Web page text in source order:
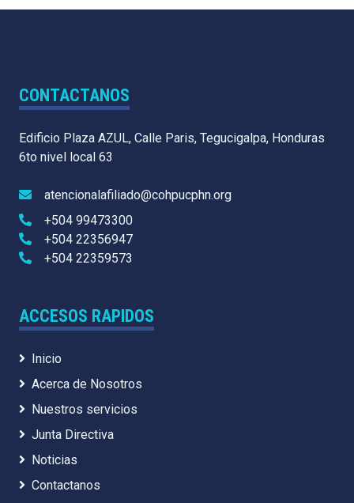
CONTACTANOS
Edificio Plaza AZUL, Calle Paris, Tegucigalpa, Honduras
6to nivel local 63
atencionalafiliado@cohpucphn.org
+504 99473300
+504 22356947
+504 22359573
ACCESOS RAPIDOS
Inicio
Acerca de Nosotros
Nuestros servicios
Junta Directiva
Noticias
Contactanos